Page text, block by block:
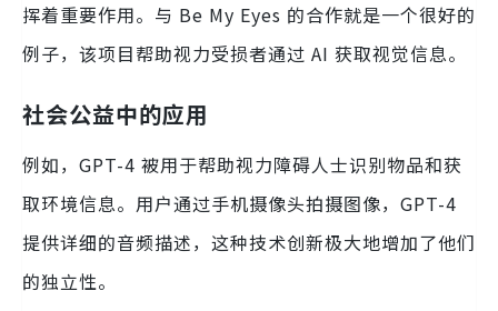
挥着重要作用。与 Be My Eyes 的合作就是一个很好的
例子，该项目帮助视力受损者通过 AI 获取视觉信息。
社会公益中的应用
例如，GPT-4 被用于帮助视力障碍人士识别物品和获
取环境信息。用户通过手机摄像头拍摄图像，GPT-4
提供详细的音频描述，这种技术创新极大地增加了他们
的独立性。